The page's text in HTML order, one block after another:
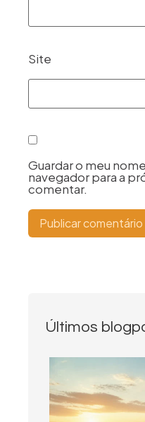
Site
Guardar o meu
navegador para a
comentar.
Últimos